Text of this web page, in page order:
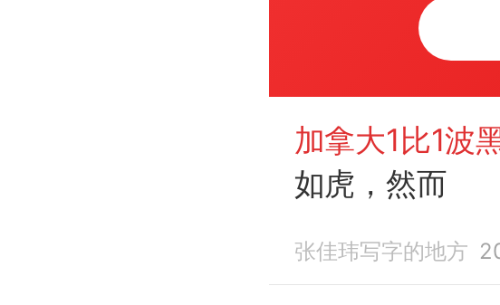
加拿大1比1波
如虎，然而
张佳玮写字的地方